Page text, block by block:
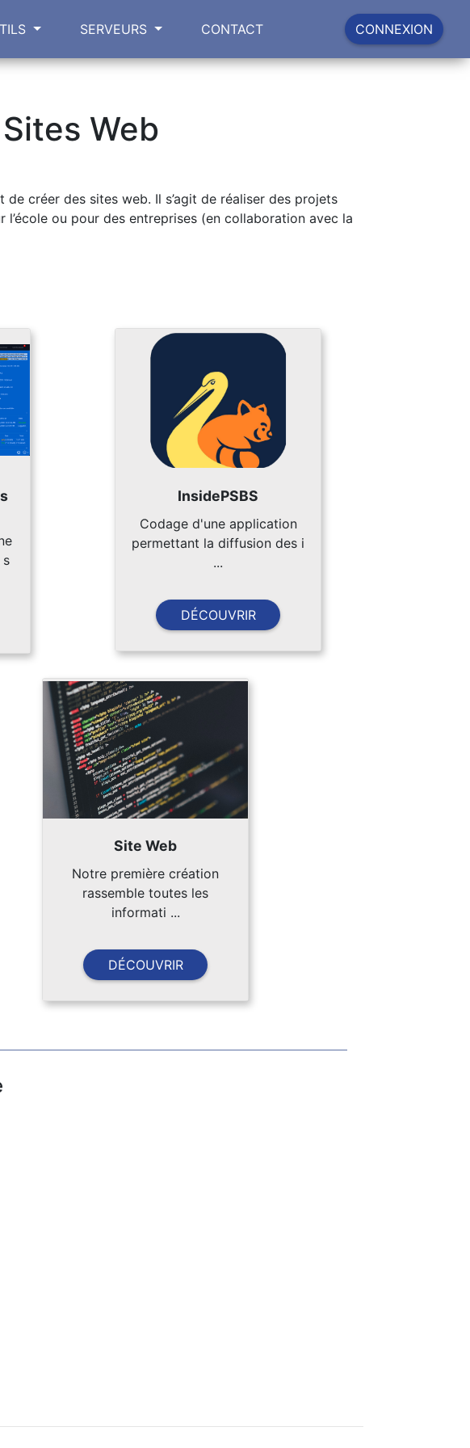
SERVEURS CONTACT CONNEXION
Web
créer des sites web. Il s’agit de réaliser des projets
ou pour des entreprises (en collaboration avec la
InsidePSBS
Codage d'une application
permettant la diffusion des i
...
DÉCOUVRIR
Site Web
Notre première création
rassemble toutes les
informati ...
DÉCOUVRIR